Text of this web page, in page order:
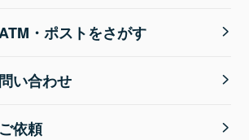
・ポストをさがす
い合わせ
依頼